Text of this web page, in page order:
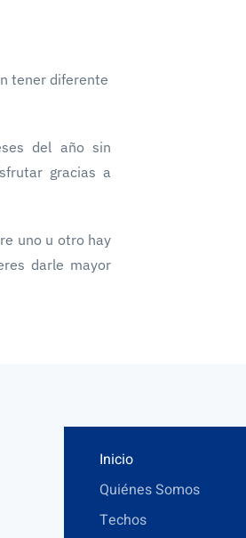
tener diferente
del año sin
gracias a
uno u otro hay
darle mayor
Inicio
Quiénes Somos
Techos